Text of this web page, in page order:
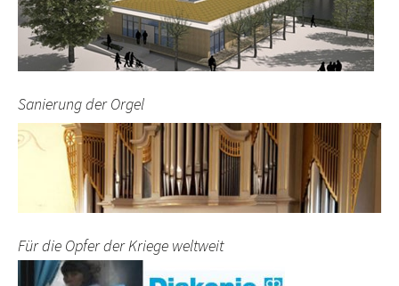
Sanierung der Orgel
Für die Opfer der Kriege weltweit